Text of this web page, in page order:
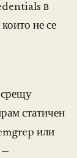
в
не се
статичен
или
—